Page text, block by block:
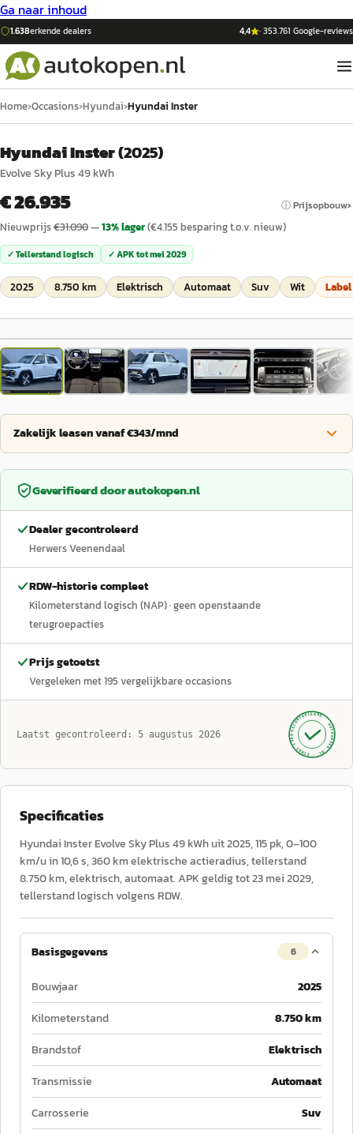
Ga naar inhoud
1.638erkende dealers 4,4 ·353.761 Google-reviews
Home›Occasions›Hyundai›Hyundai Inster
Hyundai Inster(2025)
Evolve Sky Plus 49 kWh
€ 26.935 ⓘ Prijsopbouw
Nieuwprijs€31.090—13% lager(€4.155 besparing t.o.v. nieuw)
✓ Tellerstand logisch ✓ APK totmei 2029
2025 8.750 km Elektrisch Automaat Suv Wit Label
1/34
Zakelijk leasen vanaf €343/mnd
Geverifieerd doorautokopen.nl
Dealer gecontroleerd
Herwers Veenendaal
RDW-historie compleet
Kilometerstand logisch (NAP)· geen openstaande
terugroepacties
Prijs getoetst
Vergeleken met195 vergelijkbare occasions
Laatst gecontroleerd: 5 augustus 2026 GECONTROLEERD ·
AUTOKOPEN.NL
· SINDS 1999 ·
Specificaties
Hyundai Inster Evolve Sky Plus 49 kWh uit 2025, 115 pk, 0–100
km/u in 10,6 s, 360 km elektrische actieradius, tellerstand
8.750 km, elektrisch, automaat. APK geldig tot 23 mei 2029,
tellerstand logisch volgens RDW.
Basisgegevens 6
Bouwjaar
2025
Kilometerstand
8.750 km
Brandstof
Elektrisch
Transmissie
Automaat
Carrosserie
Suv